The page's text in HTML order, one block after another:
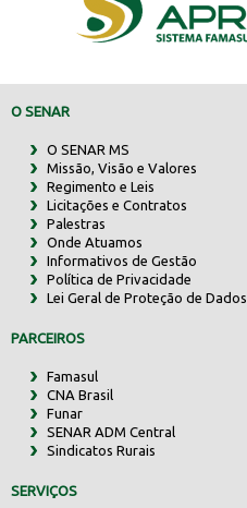
O SENAR
O SENAR MS
Missão, Visão e Valores
Regimento e Leis
Licitações e Contratos
Palestras
Onde Atuamos
Informativos de Gestão
Política de Privacidade
Lei Geral de Proteção de Dados
PARCEIROS
Famasul
CNA Brasil
Funar
SENAR ADM Central
Sindicatos Rurais
SERVIÇOS